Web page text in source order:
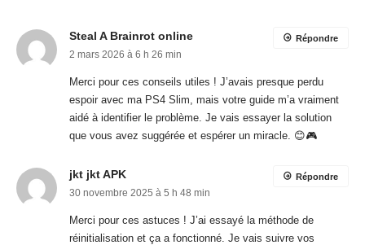
Steal A Brainrot online
2 mars 2026 à 6 h 26 min
Merci pour ces conseils utiles ! J’avais presque perdu
espoir avec ma PS4 Slim, mais votre guide m’a vraiment
aidé à identifier le problème. Je vais essayer la solution
que vous avez suggérée et espérer un miracle. 😊🎮
Répondre
jkt jkt APK
30 novembre 2025 à 5 h 48 min
Merci pour ces astuces ! J’ai essayé la méthode de
réinitialisation et ça a fonctionné. Je vais suivre vos
Répondre